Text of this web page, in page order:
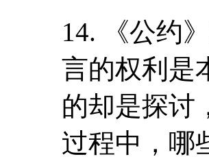
14. 《公约
言的权利是
的却是探讨
过程中，哪